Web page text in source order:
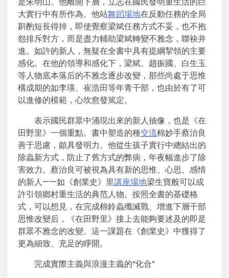
大實行中有所作為。他站舞蹈場地在反動任務的全局
斟酌短長得掉，即使覺察梁斌任務方式不妥，也不抱
怨排斥對方，而是盡力輔助梁斌轉變不雅念，聯袂并
進。如許的新人，無疑在全書中具有提綱挈領的主要
感化。在他的領導和感化下，梁斌、趙振國、白生玉
等人物底本落后的不雅念逐步改變，那些尚處于思惟
構成期的如李瑛、崔浩田等年青干部，也由於有了可
以進修的模範，心坎愈發篤定。
表示國民群眾中涌現出來的新人抽像，也是《在
田野里》一個重點。書中塑造的種交流棉妙手蔡治良
善于思慮，頗具發明力。他從生孩子實行中總結出的
除蟲新方式，防止了舊方式的弊病，年夜幅進步了除
害效力。蔡治良可被視為具有新的思惟、心思、感情
的新人——如《創業史》里講座場地梁生寶般可以或
許引領鄉村重生活的典范人物。按照全書的基礎格
式，可以想見，在完成棉鈴蟲殲滅戰、增進下層干部
思惟改變后，《在田野里》接上去能夠要述及的即是
群眾不雅念的改變。這一課題在《創業史》中獲得了
更為細致、充足的睜開。
完成實際主義與浪漫主義的“化合”